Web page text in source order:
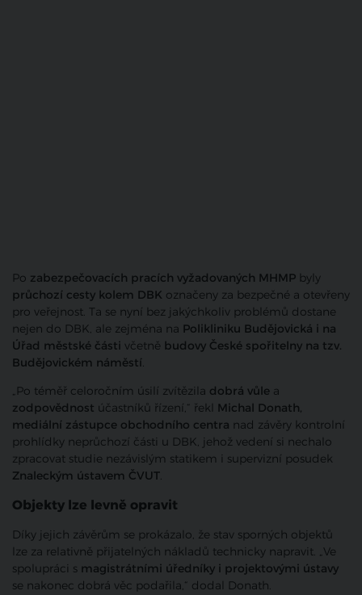
Po zabezpečovacích pracích vyžadovaných MHMP byly
průchozí cesty kolem DBK označeny za bezpečné a otevřeny
pro veřejnost. Ta se nyní bez jakýchkoliv problémů dostane
nejen do DBK, ale zejména na Polikliniku Budějovická i na
Úřad městské části včetně budovy České spořitelny na tzv.
Budějovickém náměstí.
„Po téměř celoročním úsilí zvítězila dobrá vůle a
zodpovědnost účastníků řízení,“ řekl Michal Donath,
mediální zástupce obchodního centra nad závěry kontrolní
prohlídky neprůchozí části u DBK, jehož vedení si nechalo
zpracovat studie nezávislým statikem i supervizní posudek
Znaleckým ústavem ČVUT.
Objekty lze levně opravit
Díky jejich závěrům se prokázalo, že stav sporných objektů
lze za relativně přijatelných nákladů technicky napravit. „Ve
spolupráci s magistrátními úředníky i projektovými ústavy
se nakonec dobrá věc podařila,“ dodal Donath.